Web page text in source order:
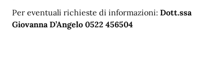
Per eventuali richieste di informazioni: Dott.ssa
Giovanna D’Angelo 0522 456504